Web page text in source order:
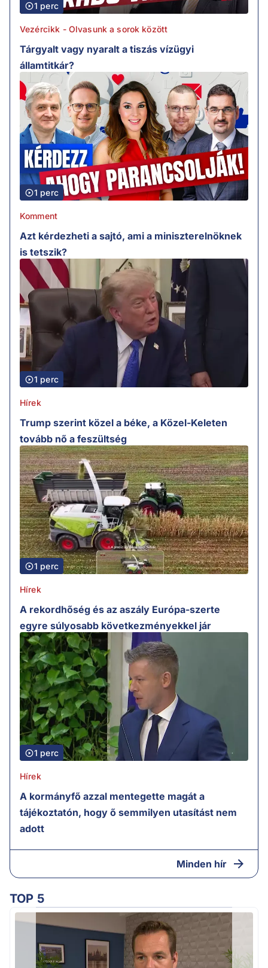
1 perc
Vezércikk - Olvasunk a sorok között
Tárgyalt vagy nyaralt a tiszás vízügyi
államtitkár?
1 perc
Komment
Azt kérdezheti a sajtó, ami a miniszterelnöknek
is tetszik?
1 perc
Hírek
Trump szerint közel a béke, a Közel-Keleten
tovább nő a feszültség
1 perc
Hírek
A rekordhőség és az aszály Európa-szerte
egyre súlyosabb következményekkel jár
1 perc
Hírek
A kormányfő azzal mentegette magát a
tájékoztatón, hogy ő semmilyen utasítást nem
adott
Minden hír
TOP 5